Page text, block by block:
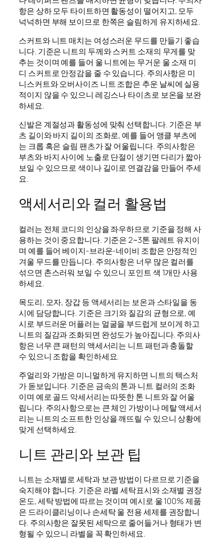
항은 상하 모두 타이트하면 활동성이 떨어지고, 모두
넉넉하면 부해 보이므로 한쪽은 슬림하게 유지하세요.
스커트와 니트 매치는 여성스러운 무드를 만들기 좋습
니다. 기준은 니트의 두께와 스커트 소재의 무게를 맞
추는 것이며 예를 들어 울 니트에는 무거운 울 소재 미
디 스커트로 안정감을 줄 수 있습니다. 주의사항은 미
니스커트와 오버사이즈 니트 조합은 추운 날씨에 실용
적이지 않을 수 있으니 레깅스나 타이츠로 보온을 보완
하세요.
신발은 계절성과 활동성에 맞춰 선택합니다. 기준은 부
츠 길이와 바지 길이의 조화로, 예를 들어 앵클 부츠에
는 크롭 혹은 슬림 팬츠가 잘 어울립니다. 주의사항은
부츠와 바지 사이에 노출로 단절이 생기면 다리가 짧아
보일 수 있으므로 색이나 길이로 연결감을 만들어 주세
요.
액세서리와 컬러 활용법
컬러는 전체 코디의 인상을 좌우하므로 기준을 정해 사
용하는 것이 중요합니다. 기준은 2~3톤 팔레트 유지이
며 예를 들어 베이지-브라운-네이비 조합은 안정적인
겨울 무드를 만듭니다. 주의사항은 너무 많은 컬러를
섞으면 촌스러워 보일 수 있으니 포인트 색 1개만 사용
하세요.
목도리, 모자, 장갑 등 액세서리는 보온과 스타일을 동
시에 담당합니다. 기준은 크기와 질감의 균형으로, 예
시로 부드러운 머플러는 얼굴을 부드럽게 보이게 하고
니트의 질감과 조화되면 완성도가 높아집니다. 주의사
항은 너무 큰 패턴의 액세서리는 니트 패턴과 충돌할
수 있으니 조합을 확인하세요.
주얼리와 가방은 미니멀하게 유지하면 니트의 텍스처
가 돋보입니다. 기준은 금속의 톤과 니트 컬러의 조화
이며 예로 골드 악세서리는 따뜻한 톤 니트와 잘 어울
립니다. 주의사항으로는 큰 체인 가방이나 메탈 액세서
리는 니트의 소프트한 인상을 깨뜨릴 수 있으니 상황에
맞게 선택하세요.
니트 관리와 보관 팁
니트는 소재별로 세탁과 보관 방법이 다르므로 기준을
숙지해야 합니다. 기준은 라벨 세탁표시와 소재별 권장
온도, 세탁 방법에 따르는 것이며 예시로 울 100% 제품
은 드라이클리닝이나 손세탁 울 전용 세제를 권장합니
다. 주의사항은 잘못된 세탁으로 줄어들거나 형태가 변
형될 수 있으니 라벨을 꼭 확인하세요.